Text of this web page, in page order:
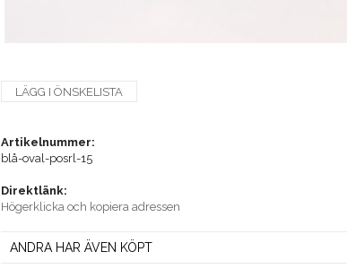
LÄGG I ÖNSKELISTA
Artikelnummer:
blå-oval-posrl-15
Direktlänk:
Högerklicka och kopiera adressen
ANDRA HAR ÄVEN KÖPT